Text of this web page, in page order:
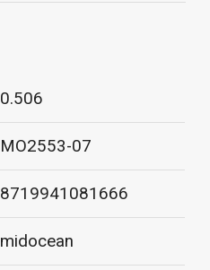
0.506
MO2553-07
8719941081666
midocean